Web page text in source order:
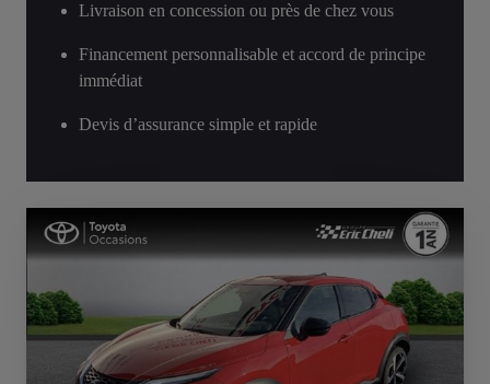
Livraison en concession ou près de chez vous
Financement personnalisable et accord de principe
immédiat
Devis d’assurance simple et rapide